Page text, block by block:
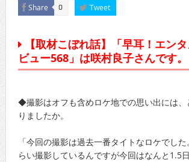
Share 0 Tweet
【取材こぼれ話】「早耳！エン
ビュー568」は咲村良子さんです。
◆撮影はオフも含めロケ地での思い出には、
りましたか。
「今回の撮影は過去一番タイトなロケでした
らい撮影しているんですが今回はなんと1.5